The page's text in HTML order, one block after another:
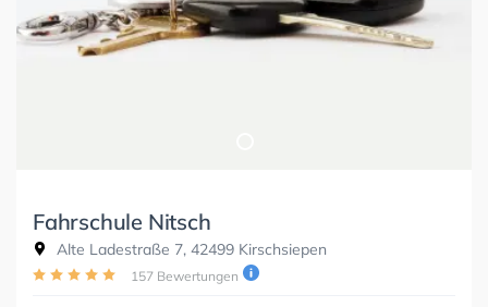
Fahrschule Nitsch
Alte Ladestraße 7, 42499 Kirschsiepen
157 Bewertungen